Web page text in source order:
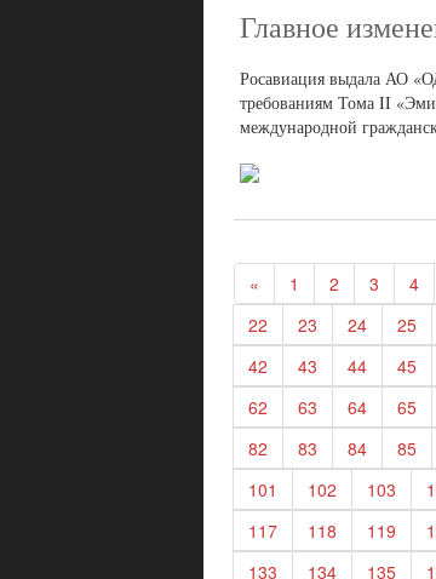
Главное
Росавиация выдала АО
требованиям Тома II
международной
« 1 2 3 4
22
23 24 25
42
43 44 45
62
63 64 65
82
83 84 85
101
102 103
117
118 119
133
134 135